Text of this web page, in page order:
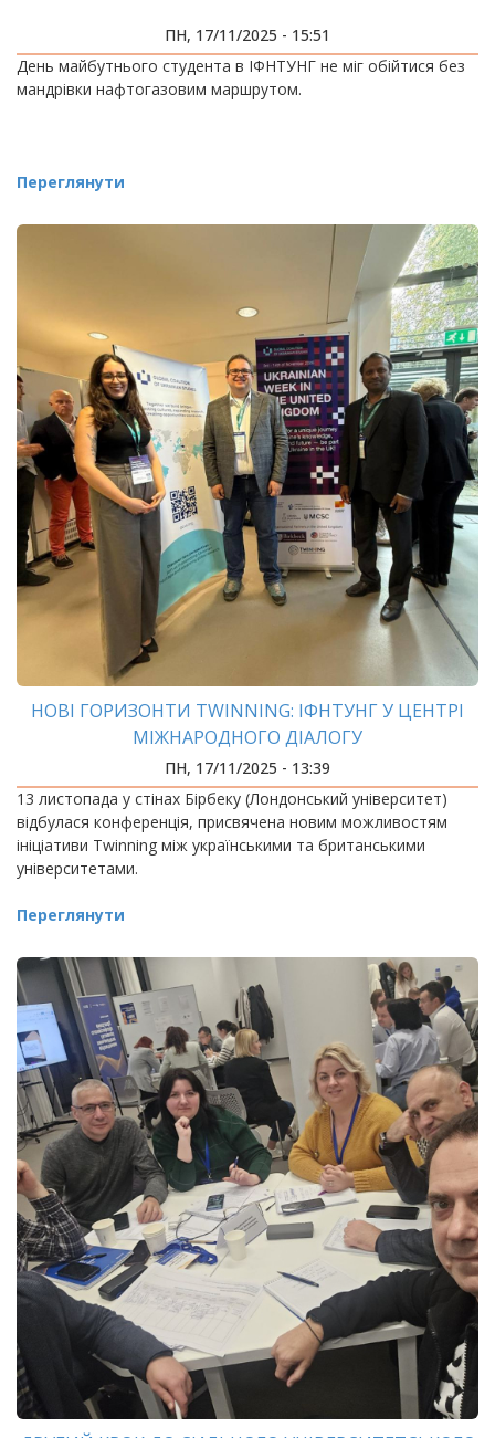
ПН, 17/11/2025 - 15:51
День майбутнього студента в ІФНТУНГ не міг обійтися без
мандрівки нафтогазовим маршрутом.
Переглянути
НОВІ ГОРИЗОНТИ TWINNING: ІФНТУНГ У ЦЕНТРІ
МІЖНАРОДНОГО ДІАЛОГУ
ПН, 17/11/2025 - 13:39
13 листопада у стінах Бірбеку (Лондонський університет)
відбулася конференція, присвячена новим можливостям
ініціативи Twinning між українськими та британськими
університетами.
Переглянути